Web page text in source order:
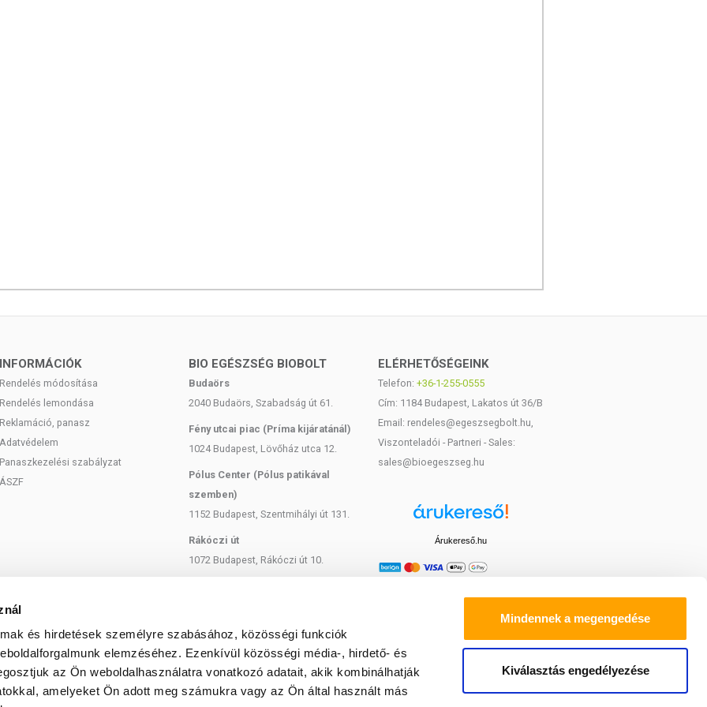
és hirdetések személyre szabásához, közösségi funkciók
elemzéséhez. Ezenkívül közösségi média-, hirdető- és
az Ön weboldalhasználatra vonatkozó adatait, akik kombinálhatják
amelyeket Ön adott meg számukra vagy az Ön által használt más
Mindennek a megengedése
Kiválasztás engedélyezése
európai uniós szabályozás szerint élelmiszereknek
kiegészítését szolgálják, és koncentrált formában
az étrend-kiegészítők kedvező élettani hatással
eltérő lehet, jelölésük, megjelenítésük és reklámozásuk
betegséget megelőző vagy gyógyító hatást
kiegyensúlyozott étrendet és az egészséges életmódot!
kezelőorvosával. Az ajánlott napi mennyiséget ne
ha bármelyik összetevőre allergiás vagy érzékeny!
INFORMÁCIÓK
Rendelés módosítása
Rendelés lemondása
Reklamáció, panasz
Adatvédelem
Panaszkezelési szabályzat
ÁSZF
BIO EGÉSZSÉG BIOBOLT
Budaörs
2040 Budaörs, Szabadság út 61.
Fény utcai piac (Príma kijáratánál)
1024 Budapest, Lövőház utca 12.
Pólus Center (Pólus patikával
szemben)
1152 Budapest, Szentmihályi út 131.
Rákóczi út
1072 Budapest, Rákóczi út 10.
Bartók Béla
1114 Budapest, Bartók Béla út 71.
ELÉRHETŐSÉGEINK
Telefon: +36-1-255-0555
Cím: 1184 Budapest, Lakatos út 36/B
Email: rendeles@egeszsegbolt.hu,
Viszonteladói - Partneri - Sales:
sales@bioegeszseg.hu
Árukereső.hu